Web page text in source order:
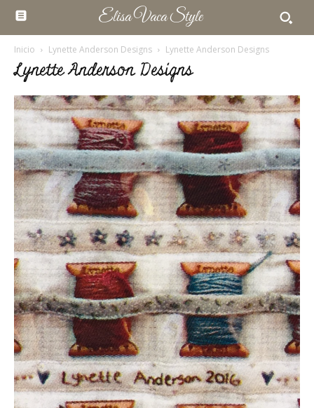
Elisa Vaca Style
Inicio Lynette Anderson Designs Lynette Anderson Designs
Lynette Anderson Designs